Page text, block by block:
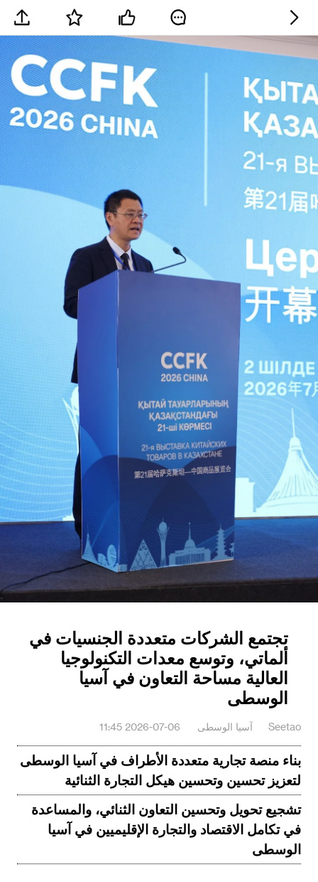
تجتمع الشركات متعددة الجنسيات في
ألماتي، وتوسع معدات التكنولوجيا
العالية مساحة التعاون في آسيا
الوسطى
Seetao آسيا الوسطى 2026-07-06 11:45
بناء منصة تجارية متعددة الأطراف في آسيا الوسطى
لتعزيز تحسين وتحسين هيكل التجارة الثنائية
تشجيع تحويل وتحسين التعاون الثنائي، والمساعدة
في تكامل الاقتصاد والتجارة الإقليميين في آسيا
الوسطى